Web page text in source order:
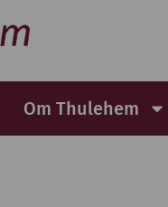
Om Thulehem